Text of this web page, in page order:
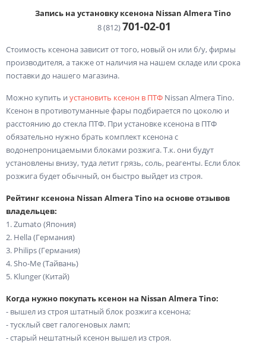
Запись на установку ксенона Nissan Almera Tino
8 (812)701-02-01
Стоимость ксенона зависит от того, новый он или б/у, фирмы
производителя, а также от наличия на нашем складе или срока
поставки до нашего магазина.
Можно купить и установить ксенон в ПТФ Nissan Almera Tino.
Ксенон в противотуманные фары подбирается по цоколю и
расстоянию до стекла ПТФ. При установке ксенона в ПТФ
обязательно нужно брать комплект ксенона с
водонепроницаемыми блоками розжига. Т.к. они будут
установлены внизу, туда летит грязь, соль, реагенты. Если блок
розжига будет обычный, он быстро выйдет из строя.
Рейтинг ксенона Nissan Almera Tino на основе отзывов
владельцев:
1. Zumato (Япония)
2. Hella (Германия)
3. Philips (Германия)
4. Sho-Me (Тайвань)
5. Klunger (Китай)
Когда нужно покупать ксенон на Nissan Almera Tino:
- вышел из строя штатный блок розжига ксенона;
- тусклый свет галогеновых ламп;
- старый нештатный ксенон вышел из строя.